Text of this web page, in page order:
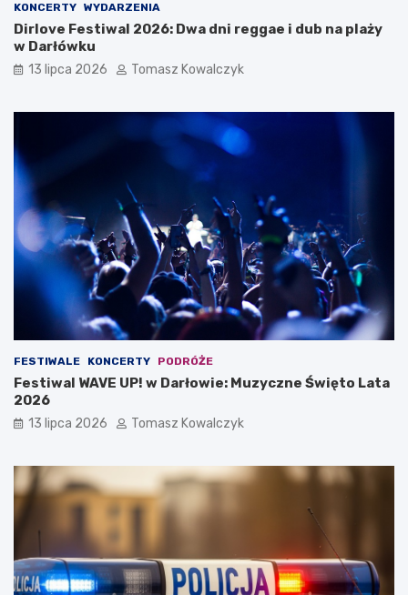
KONCERTY WYDARZENIA
Dirlove Festiwal 2026: Dwa dni reggae i dub na plaży
w Darłówku
13 lipca 2026 Tomasz Kowalczyk
FESTIWALE KONCERTY PODRÓŻE
Festiwal WAVE UP! w Darłowie: Muzyczne Święto Lata
2026
13 lipca 2026 Tomasz Kowalczyk